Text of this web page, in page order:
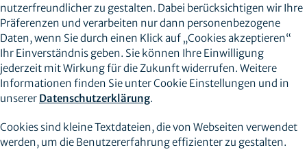
nutzerfreundlicher zu gestalten. Dabei berücksichtigen wir Ihre
Präferenzen und verarbeiten nur dann personenbezogene
Daten, wenn Sie durch einen Klick auf „Cookies akzeptieren“
Ihr Einverständnis geben. Sie können Ihre Einwilligung
jederzeit mit Wirkung für die Zukunft widerrufen. Weitere
Informationen finden Sie unter Cookie Einstellungen und in
unserer Datenschutzerklärung.
Cookies sind kleine Textdateien, die von Webseiten verwendet
werden, um die Benutzererfahrung effizienter zu gestalten.